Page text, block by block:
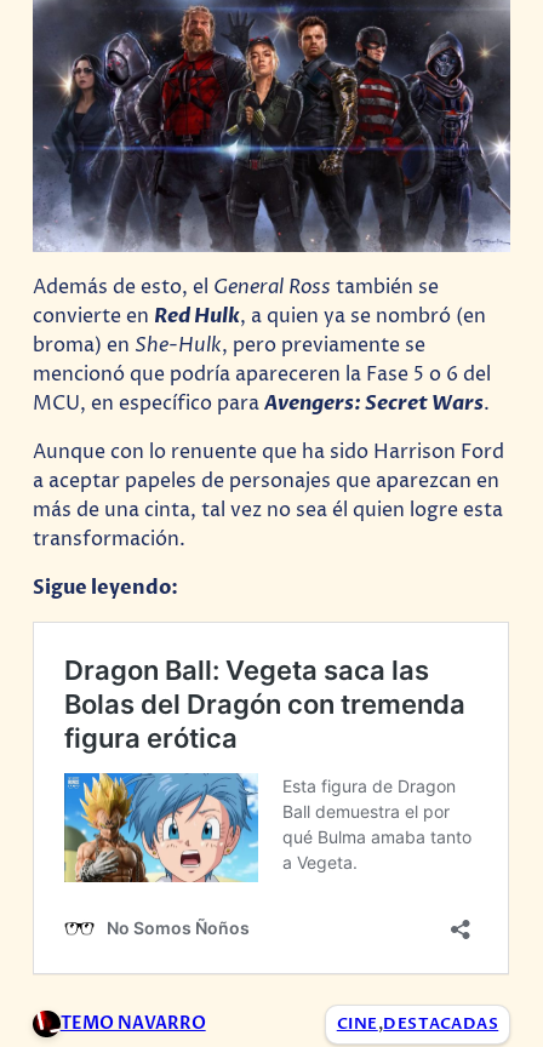
Además de esto, el General Rosstambién se
convierte en Red Hulk, a quien ya se nombró (en
broma) en She-Hulk, pero previamente se
mencionó que podría apareceren la Fase 5 o 6 del
MCU, en específico paraAvengers: Secret Wars.
Aunque con lo renuente que ha sido Harrison Ford
a aceptar papeles de personajes que aparezcan en
más de una cinta, tal vez no sea él quien logre esta
transformación.
Sigue leyendo:
TEMO NAVARRO CINE,DESTACADAS